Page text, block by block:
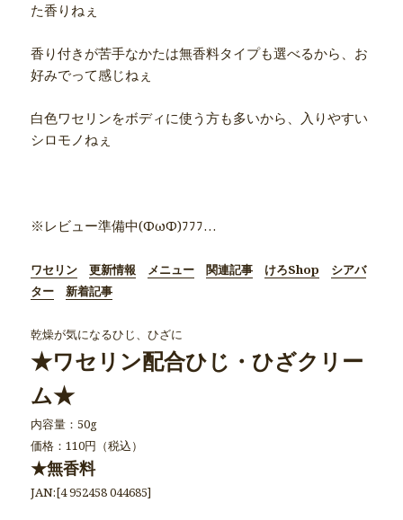
た香りねぇ
香り付きが苦手なかたは無香料タイプも選べるから、お
好みでって感じねぇ
白色ワセリンをボディに使う方も多いから、入りやすい
シロモノねぇ
※レビュー準備中(ΦωΦ)ﾌﾌﾌ…
ワセリン 更新情報 メニュー 関連記事 けろShop
シアバ
ター
新着記事
乾燥が気になるひじ、ひざに
★ワセリン配合ひじ・ひざクリー
ム★
内容量：50g
価格：110円（税込）
★無香料
JAN:[4 952458 044685]